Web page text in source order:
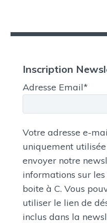
Inscription
Adresse Email*
Votre adresse e-
uniquement
envoyer notre
informations sur
boite à C. Vous
utiliser le lien de
inclus dans la